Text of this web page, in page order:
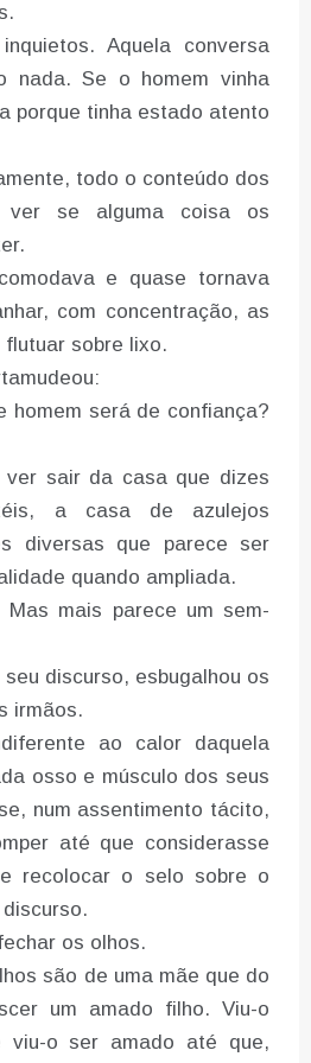
Aquela conversa
nada. Se o homem vinha
porque tinha estado atento
todo o conteúdo dos
ver se alguma coisa os
e quase tornava
com concentração, as
sobre lixo.
homem será de confiança?
ver sair da casa que dizes
a casa de azulejos
diversas que parece ser
quando ampliada.
mais parece um sem-
discurso, esbugalhou os
irmãos.
ao calor daquela
osso e músculo dos seus
num assentimento tácito,
até que considerasse
recolocar o selo sobre o
os olhos.
são de uma mãe que do
um amado filho. Viu-o
viu-o ser amado até que,